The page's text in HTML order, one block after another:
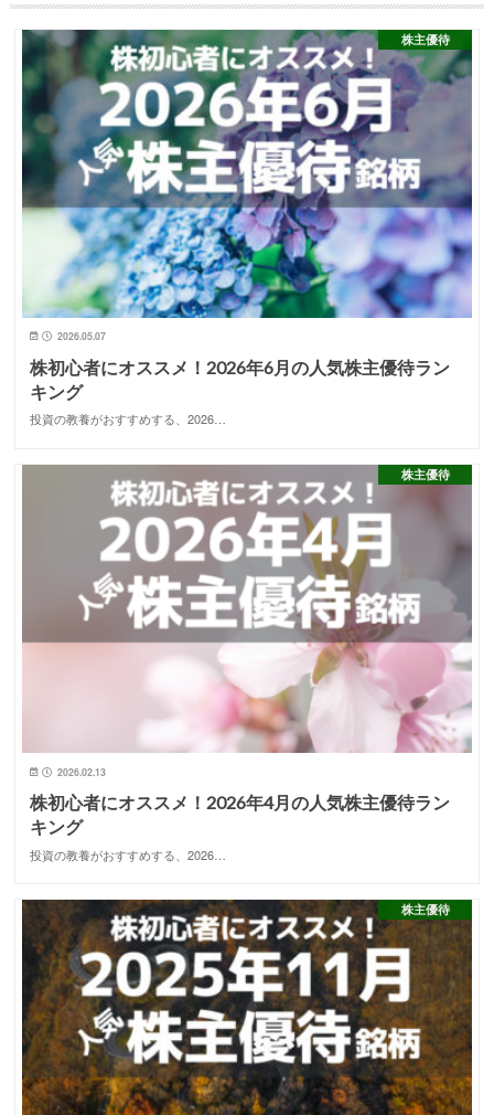
株主優待
2026.05.07
株初心者にオススメ！2026年6月の人気株主優待ラン
キング
投資の教養がおすすめする、2026…
株主優待
2026.02.13
株初心者にオススメ！2026年4月の人気株主優待ラン
キング
投資の教養がおすすめする、2026…
株主優待